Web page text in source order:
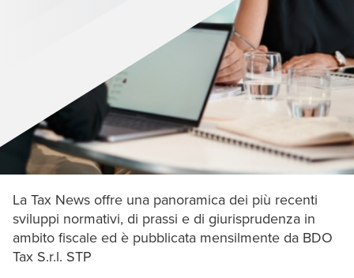
La Tax News offre una panoramica dei più recenti
sviluppi normativi, di prassi e di giurisprudenza in
ambito fiscale ed è pubblicata mensilmente da BDO
Tax S.r.l. STP